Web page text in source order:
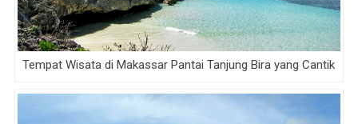
Tempat Wisata di Makassar Pantai Tanjung Bira yang Cantik